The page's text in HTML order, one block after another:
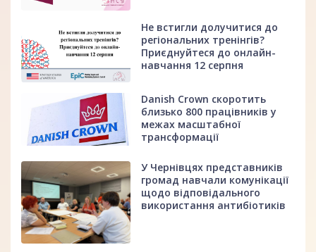
Не встигли долучитися до
регіональних тренінгів?
Приєднуйтеся до онлайн-
навчання 12 серпня
Danish Crown скоротить
близько 800 працівників у
межах масштабної
трансформації
У Чернівцях представників
громад навчали комунікації
щодо відповідального
використання антибіотиків